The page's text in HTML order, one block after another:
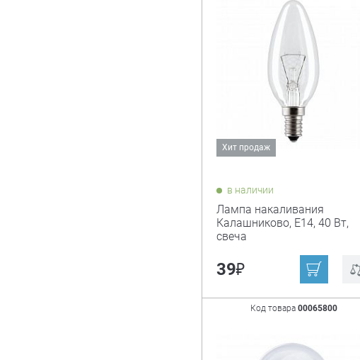
Хит продаж
в наличии
Лампа накаливания
Калашниково, Е14, 40 Вт,
свеча
39₽
Код товара 00065800